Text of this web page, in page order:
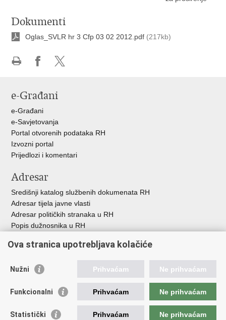
Dokumenti
Oglas_SVLR hr 3 Cfp 03 02 2012.pdf (217kb)
Facebooku
X-
e-Građani
e-Građani
e-Savjetovanja
Portal otvorenih podataka RH
Izvozni portal
Prijedlozi i komentari
Adresar
Središnji katalog službenih dokumenata RH
Adresar tijela javne vlasti
Adresar političkih stranaka u RH
Popis dužnosnika u RH
Pozivi za žurnu pomoć
Važne poveznice
Strukturni i investicijski fondovi
Središnja agencija za financiranje i ugovaranje
Predstavništvo Europske komisije u Hrvatskoj
Ova stranica upotrebljava kolačiće
Nužni Prihvaćam Ne prihvaćam
Funkcionalni Prihvaćam Ne prihvaćam
Statistički Prihvaćam Ne prihvaćam